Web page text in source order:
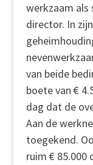
werkzaam
director. In
van beide
boete van €
dag dat de
Aan de
toegekend.
ruim € 85.000